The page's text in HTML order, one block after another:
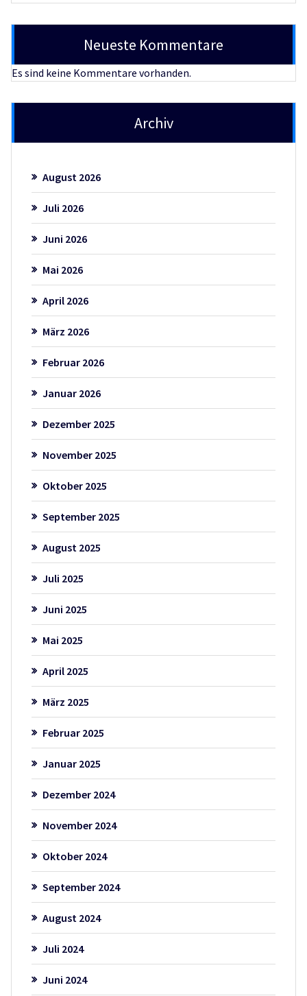
Neueste Kommentare
Es sind keine Kommentare vorhanden.
Archiv
August 2026
Juli 2026
Juni 2026
Mai 2026
April 2026
März 2026
Februar 2026
Januar 2026
Dezember 2025
November 2025
Oktober 2025
September 2025
August 2025
Juli 2025
Juni 2025
Mai 2025
April 2025
März 2025
Februar 2025
Januar 2025
Dezember 2024
November 2024
Oktober 2024
September 2024
August 2024
Juli 2024
Juni 2024